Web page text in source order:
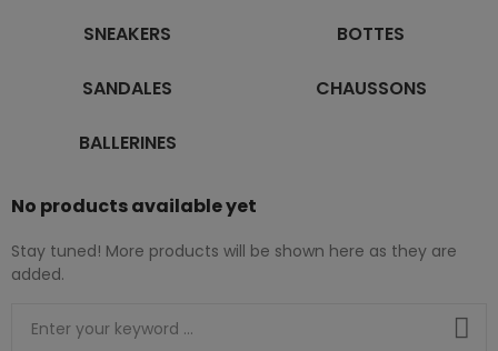
SNEAKERS BOTTES
SANDALES CHAUSSONS
BALLERINES
No products available yet
Stay tuned! More products will be shown here as they are
added.